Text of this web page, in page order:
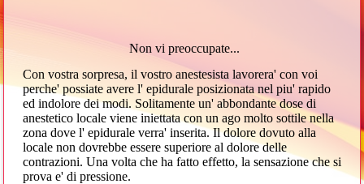
Non vi preoccupate...
Con vostra sorpresa, il vostro anestesista lavorera' con voi
perche' possiate avere l' epidurale posizionata nel piu' rapido
ed indolore dei modi. Solitamente un' abbondante dose di
anestetico locale viene iniettata con un ago molto sottile nella
zona dove l' epidurale verra' inserita. Il dolore dovuto alla
locale non dovrebbe essere superiore al dolore delle
contrazioni. Una volta che ha fatto effetto, la sensazione che si
prova e' di pressione.